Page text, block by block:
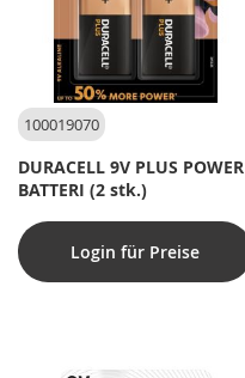
100019070
DURACELL 9V PLUS POWER
BATTERI (2 stk.)
Login für Preise